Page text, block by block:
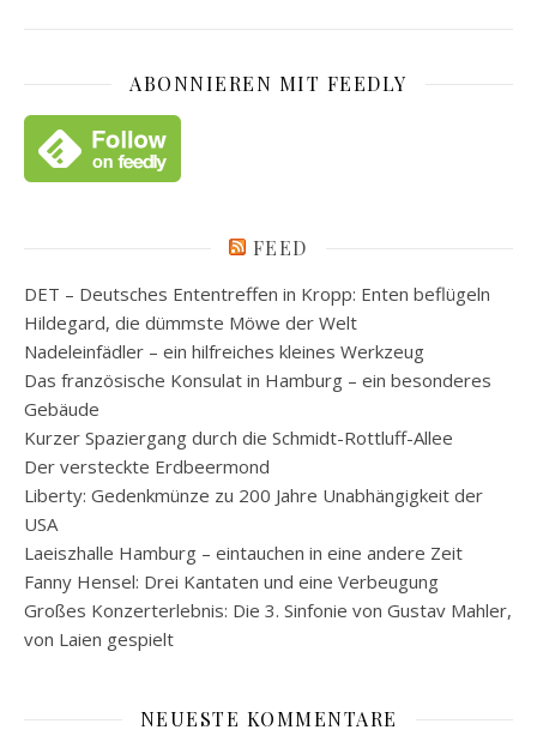
ABONNIEREN MIT FEEDLY
FEED
DET – Deutsches Ententreffen in Kropp: Enten beflügeln
Hildegard, die dümmste Möwe der Welt
Nadeleinfädler – ein hilfreiches kleines Werkzeug
Das französische Konsulat in Hamburg – ein besonderes
Gebäude
Kurzer Spaziergang durch die Schmidt-Rottluff-Allee
Der versteckte Erdbeermond
Liberty: Gedenkmünze zu 200 Jahre Unabhängigkeit der
USA
Laeiszhalle Hamburg – eintauchen in eine andere Zeit
Fanny Hensel: Drei Kantaten und eine Verbeugung
Großes Konzerterlebnis: Die 3. Sinfonie von Gustav Mahler,
von Laien gespielt
NEUESTE KOMMENTARE